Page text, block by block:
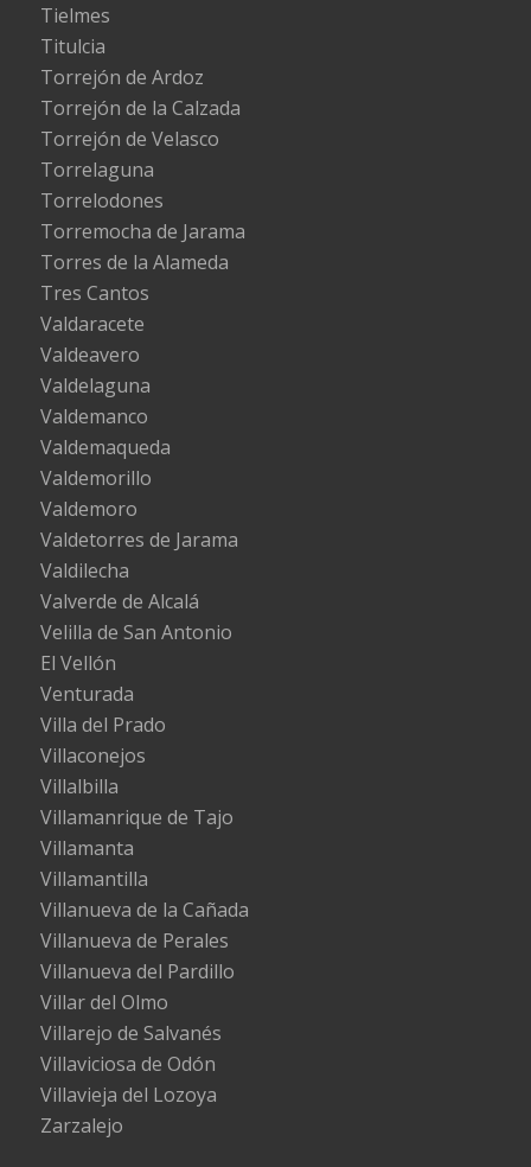
Tielmes
Titulcia
Torrejón de Ardoz
Torrejón de la Calzada
Torrejón de Velasco
Torrelaguna
Torrelodones
Torremocha de Jarama
Torres de la Alameda
Tres Cantos
Valdaracete
Valdeavero
Valdelaguna
Valdemanco
Valdemaqueda
Valdemorillo
Valdemoro
Valdetorres de Jarama
Valdilecha
Valverde de Alcalá
Velilla de San Antonio
El Vellón
Venturada
Villa del Prado
Villaconejos
Villalbilla
Villamanrique de Tajo
Villamanta
Villamantilla
Villanueva de la Cañada
Villanueva de Perales
Villanueva del Pardillo
Villar del Olmo
Villarejo de Salvanés
Villaviciosa de Odón
Villavieja del Lozoya
Zarzalejo